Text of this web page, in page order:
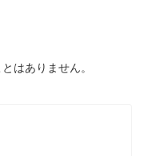
はありません。